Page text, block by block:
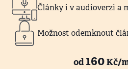
Články i v audioverzi a
Možnost odemknout
od160Kč/